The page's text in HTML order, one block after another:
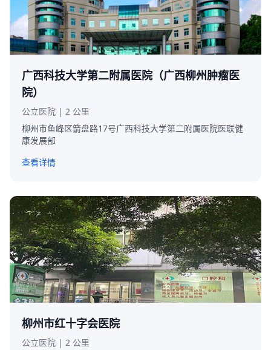
广西科技大学第二附属医院（广西柳州肿瘤医
院）
公立医院 | 2 公里
柳州市鱼峰区箭盘路17号广西科技大学第二附属医院医联健
康发展部
查看详情
柳州市红十字会医院
公立医院 | 2 公里